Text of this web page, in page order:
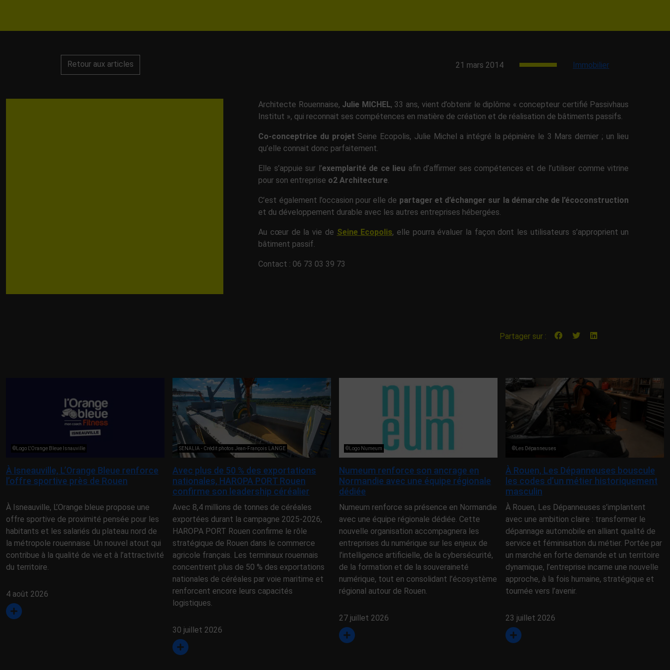
Retour aux articles 21 mars 2014 Immobilier
Architecte Rouennaise, Julie MICHEL, 33 ans, vient d’obtenir le diplôme « concepteur certifié Passivhaus
Institut », qui reconnait ses compétences en matière de création et de réalisation de bâtiments passifs.
Co-conceptrice du projet Seine Ecopolis, Julie Michel a intégré la pépinière le 3 Mars dernier ; un lieu
qu’elle connait donc parfaitement.
Elle s’appuie sur l’exemplarité de ce lieu afin d’affirmer ses compétences et de l’utiliser comme vitrine
pour son entreprise o2 Architecture.
C’est également l’occasion pour elle de partager et d’échanger sur la démarche de l’écoconstruction
et du développement durable avec les autres entreprises hébergées.
Au cœur de la vie de Seine Ecopolis, elle pourra évaluer la façon dont les utilisateurs s’approprient un
bâtiment passif.
Contact : 06 73 03 39 73
Partager sur :
©Logo L'Orange Bleue Isnauville
À Isneauville, L’Orange Bleue renforce
l’offre sportive près de Rouen
À Isneauville, L’Orange bleue propose une
offre sportive de proximité pensée pour les
habitants et les salariés du plateau nord de
la métropole rouennaise. Un nouvel atout qui
contribue à la qualité de vie et à l’attractivité
du territoire.
4 août 2026
SENALIA - Crédit photos Jean-François LANGE
Avec plus de 50 % des exportations
nationales, HAROPA PORT Rouen
confirme son leadership céréalier
Avec 8,4 millions de tonnes de céréales
exportées durant la campagne 2025-2026,
HAROPA PORT Rouen confirme le rôle
stratégique de Rouen dans le commerce
agricole français. Les terminaux rouennais
concentrent plus de 50 % des exportations
nationales de céréales par voie maritime et
renforcent encore leurs capacités
logistiques.
30 juillet 2026
©Logo Numeum
Numeum renforce son ancrage en
Normandie avec une équipe régionale
dédiée
Numeum renforce sa présence en Normandie
avec une équipe régionale dédiée. Cette
nouvelle organisation accompagnera les
entreprises du numérique sur les enjeux de
l’intelligence artificielle, de la cybersécurité,
de la formation et de la souveraineté
numérique, tout en consolidant l’écosystème
régional autour de Rouen.
27 juillet 2026
©Les Dépanneuses
À Rouen, Les Dépanneuses bouscule
les codes d’un métier historiquement
masculin
À Rouen, Les Dépanneuses s’implantent
avec une ambition claire : transformer le
dépannage automobile en alliant qualité de
service et féminisation du métier. Portée par
un marché en forte demande et un territoire
dynamique, l’entreprise incarne une nouvelle
approche, à la fois humaine, stratégique et
tournée vers l’avenir.
23 juillet 2026